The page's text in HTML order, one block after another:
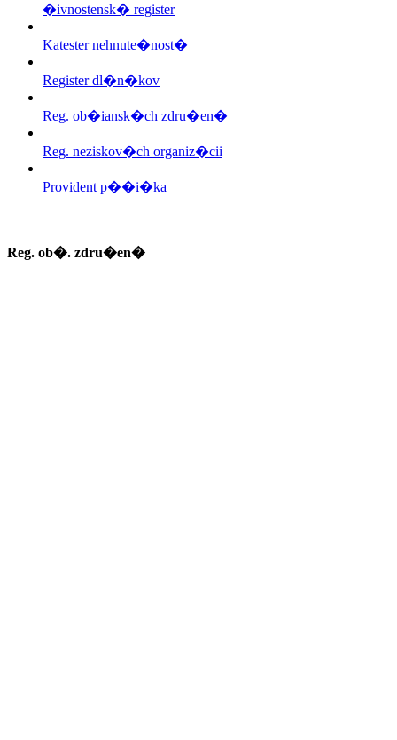
�ivnostensk� register
Katester nehnute�nost�
Register dl�n�kov
Reg. ob�iansk�ch zdru�en�
Reg. neziskov�ch organiz�cii
Provident p��i�ka
Reg. ob�. zdru�en�